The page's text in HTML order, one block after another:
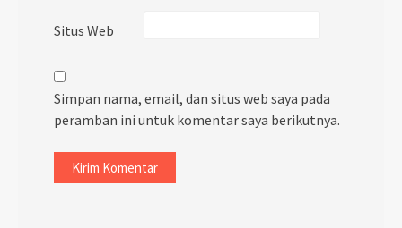
Situs Web
Simpan nama, email, dan situs web saya pada
peramban ini untuk komentar saya berikutnya.